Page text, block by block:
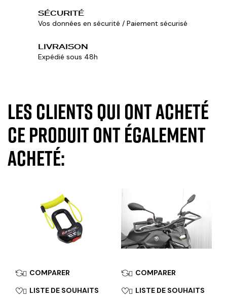
SÉCURITÉ
Vos données en sécurité / Paiement sécurisé
LIVRAISON
Expédié sous 48h
Les clients qui ont acheté
ce produit ont également
acheté:
 COMPARER
 LISTE DE SOUHAITS
 COMPARER
 LISTE DE SOUHAITS